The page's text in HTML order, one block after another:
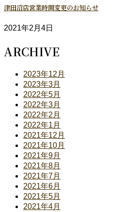
津田沼店営業時間変更のお知らせ
2021年2月4日
ARCHIVE
2023年12月
2023年3月
2022年5月
2022年3月
2022年2月
2022年1月
2021年12月
2021年10月
2021年9月
2021年8月
2021年7月
2021年6月
2021年5月
2021年4月